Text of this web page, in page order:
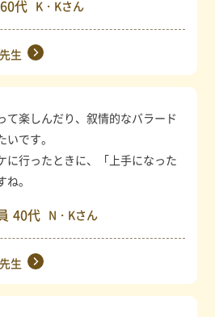
60代 K・Kさん
先生
て楽しんだり、叙情的なバラード
です。
に行ったときに、「上手になった
。
40代 N・Kさん
先生